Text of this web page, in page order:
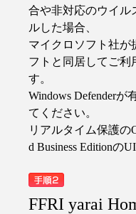
合や非対応のウイル
ルした場合、
マイクロソフト社が
フトと同居してご利
す。
Windows Defender
てください。
リアルタイム保護の
d Business Editionの
FFRI yarai